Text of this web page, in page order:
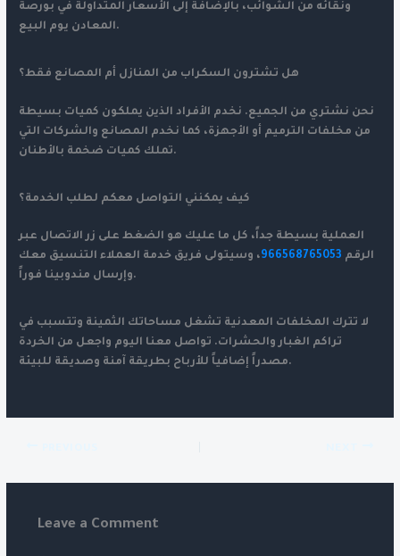
ونقائه من الشوائب، بالإضافة إلى الأسعار المتداولة في بورصة
المعادن يوم البيع.
هل تشترون السكراب من المنازل أم المصانع فقط؟
نحن نشتري من الجميع. نخدم الأفراد الذين يملكون كميات بسيطة
من مخلفات الترميم أو الأجهزة، كما نخدم المصانع والشركات التي
تملك كميات ضخمة بالأطنان.
كيف يمكنني التواصل معكم لطلب الخدمة؟
العملية بسيطة جداً، كل ما عليك هو الضغط على زر الاتصال عبر
الرقم 966568765053، وسيتولى فريق خدمة العملاء التنسيق معك
وإرسال مندوبينا فوراً.
لا تترك المخلفات المعدنية تشغل مساحاتك الثمينة وتتسبب في
تراكم الغبار والحشرات. تواصل معنا اليوم واجعل من الخردة
مصدراً إضافياً للأرباح بطريقة آمنة وصديقة للبيئة.
Leave a Comment